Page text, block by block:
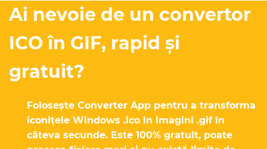
Ai nevoie de un convertor
ICO în GIF, rapid și
gratuit?
Folosește Converter App pentru a transforma
iconițele Windows .ico în imagini .gif în
câteva secunde. Este 100% gratuit, poate